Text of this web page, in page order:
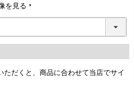
を見る
ただくと、商品に合わせて当店でサイ